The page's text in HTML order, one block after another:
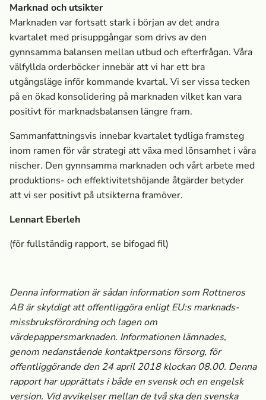
Marknad och utsikter
Marknaden var fortsatt stark i början av det andra
kvartalet med prisuppgångar som drivs av den
gynnsamma balansen mellan utbud och efterfrågan. Våra
välfyllda orderböcker innebär att vi har ett bra
utgångsläge inför kommande kvartal. Vi ser vissa tecken
på en ökad konsolidering på marknaden vilket kan vara
positivt för marknads­balansen längre fram.
Sammanfattningsvis innebar kvartalet tydliga framsteg
inom ramen för vår strategi att växa med lönsamhet i våra
nischer. Den gynnsamma marknaden och vårt arbete med
produktions- och effektivitetshöjande åtgärder betyder
att vi ser positivt på utsikterna framöver.
Lennart Eberleh
(för fullständig rapport, se bifogad fil)
Denna information är sådan information som Rottneros
AB är skyldigt att offentliggöra enligt EU:s marknads­
missbruksförordning och lagen om
värdepappersmarknaden. Informationen lämnades,
genom nedanstående kontaktpersons försorg, för
offentliggörande den 24 april 2018 klockan 08.00. Denna
rapport har upprättats i både en svensk och en engelsk
version. Vid avvikelser mellan de två ska den svenska